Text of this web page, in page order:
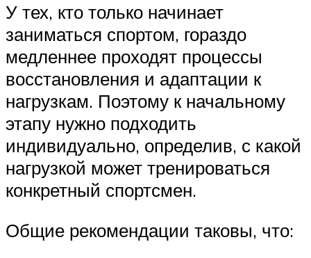
У тех, кто только начинает
заниматься спортом, гораздо
медленнее проходят процессы
восстановления и адаптации к
нагрузкам. Поэтому к начальному
этапу нужно подходить
индивидуально, определив, с какой
нагрузкой может тренироваться
конкретный спортсмен.
Общие рекомендации таковы, что: